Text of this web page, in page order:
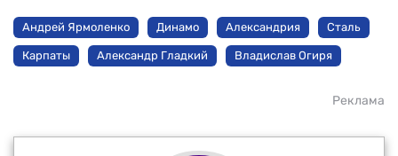
Андрей Ярмоленко Динамо Александрия Сталь
Карпаты Александр Гладкий Владислав Огиря
Реклама